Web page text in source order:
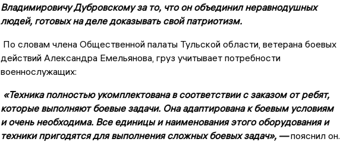
Владимировичу Дубровскому за то, что он объединил неравнодушных
людей, готовых на деле доказывать свой патриотизм.
По словам члена Общественной палаты Тульской области, ветерана боевых
действий Александра Емельянова, груз учитывает потребности
военнослужащих:
«Техника полностью укомплектована в соответствии с заказом от ребят,
которые выполняют боевые задачи. Она адаптирована к боевым условиям
и очень необходима. Все единицы и наименования этого оборудования и
техники пригодятся для выполнения сложных боевых задач», —пояснил он.